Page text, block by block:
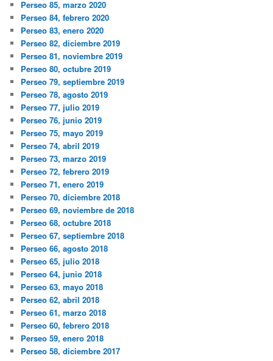
Perseo 85, marzo 2020
Perseo 84, febrero 2020
Perseo 83, enero 2020
Perseo 82, diciembre 2019
Perseo 81, noviembre 2019
Perseo 80, octubre 2019
Perseo 79, septiembre 2019
Perseo 78, agosto 2019
Perseo 77, julio 2019
Perseo 76, junio 2019
Perseo 75, mayo 2019
Perseo 74, abril 2019
Perseo 73, marzo 2019
Perseo 72, febrero 2019
Perseo 71, enero 2019
Perseo 70, diciembre 2018
Perseo 69, noviembre de 2018
Perseo 68, octubre 2018
Perseo 67, septiembre 2018
Perseo 66, agosto 2018
Perseo 65, julio 2018
Perseo 64, junio 2018
Perseo 63, mayo 2018
Perseo 62, abril 2018
Perseo 61, marzo 2018
Perseo 60, febrero 2018
Perseo 59, enero 2018
Perseo 58, diciembre 2017